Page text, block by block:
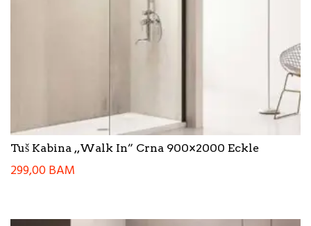
Tuš Kabina ,,Walk In” Crna 900×2000 Eckle
299,00BAM